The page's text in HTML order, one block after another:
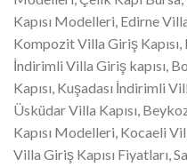
Kapısı Modelleri, Edirne
Kompozit Villa Giriş Kapısı,
İndirimli Villa Giriş kapısı,
Kapısı, Kuşadası İndirimli
Üsküdar Villa Kapısı,
Kapısı Modelleri, Kocaeli
Villa Giriş Kapısı Fiyatları,